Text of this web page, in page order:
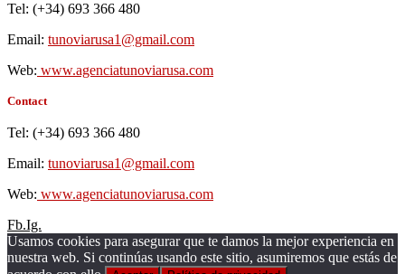
Tel: (+34) 693 366 480
Email: tunoviarusa1@gmail.com
Web: www.agenciatunoviarusa.com
Contact
Tel: (+34) 693 366 480
Email: tunoviarusa1@gmail.com
Web: www.agenciatunoviarusa.com
Fb.Ig.
Usamos cookies para asegurar que te damos la mejor experiencia en
nuestra web. Si continúas usando este sitio, asumiremos que estás de